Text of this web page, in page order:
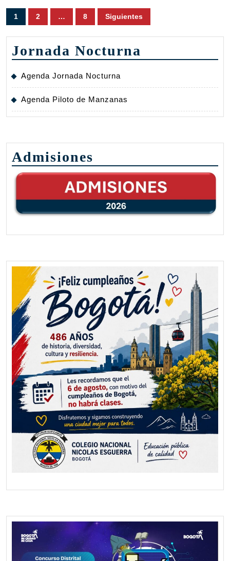
Paginación
de
entradas
1 2 … 8 Siguientes
Jornada Nocturna
Agenda Jornada Nocturna
Agenda Piloto de Manzanas
Admisiones